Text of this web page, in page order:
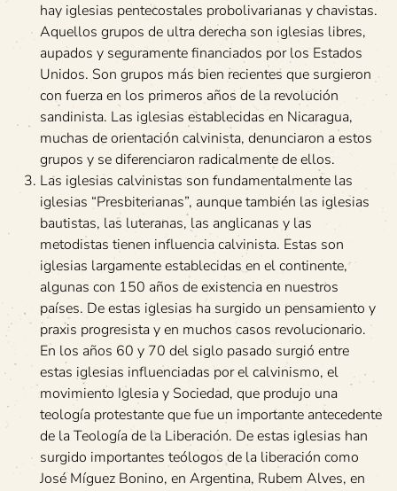
hay iglesias pentecostales probolivarianas y chavistas.
Aquellos grupos de ultra derecha son iglesias libres,
aupados y seguramente financiados por los Estados
Unidos. Son grupos más bien recientes que surgieron
con fuerza en los primeros años de la revolución
sandinista. Las iglesias establecidas en Nicaragua,
muchas de orientación calvinista, denunciaron a estos
grupos y se diferenciaron radicalmente de ellos.
Las iglesias calvinistas son fundamentalmente las
iglesias “Presbiterianas”, aunque también las iglesias
bautistas, las luteranas, las anglicanas y las
metodistas tienen influencia calvinista. Estas son
iglesias largamente establecidas en el continente,
algunas con 150 años de existencia en nuestros
países. De estas iglesias ha surgido un pensamiento y
praxis progresista y en muchos casos revolucionario.
En los años 60 y 70 del siglo pasado surgió entre
estas iglesias influenciadas por el calvinismo, el
movimiento Iglesia y Sociedad, que produjo una
teología protestante que fue un importante antecedente
de la Teología de la Liberación. De estas iglesias han
surgido importantes teólogos de la liberación como
José Míguez Bonino, en Argentina, Rubem Alves, en